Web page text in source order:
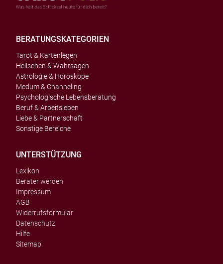
BERATUNGSKATEGORIEN
Tarot & Kartenlegen
Hellsehen & Wahrsagen
Astrologie & Horoskope
Medum & Channeling
Psychologische Lebensberatung
Beruf & Arbeitsleben
Liebe & Partnerschaft
Sonstige Bereiche
UNTERSTÜTZUNG
Lexikon
Berater werden
Impressum
AGB
Widerrufsformular
Datenschutz
Hilfe
Sitemap